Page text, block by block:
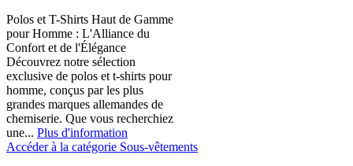
Polos et T-Shirts Haut de Gamme
pour Homme : L'Alliance du
Confort et de l'Élégance
Découvrez notre sélection
exclusive de polos et t-shirts pour
homme, conçus par les plus
grandes marques allemandes de
chemiserie. Que vous recherchiez
une... Plus d'information
Accéder à la catégorie Sous-vêtements